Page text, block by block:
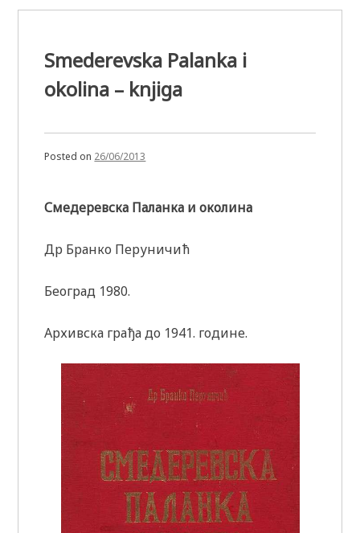
Smederevska Palanka i
okolina – knjiga
Posted on 26/06/2013
Смедеревска Паланка и околина
Др Бранко Перуничић
Београд 1980.
Архивска грађа до 1941. године.